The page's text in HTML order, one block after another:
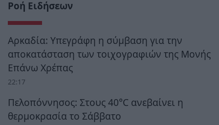
Ροή Ειδήσεων
Αρκαδία: Υπεγράφη η σύμβαση για την
αποκατάσταση των τοιχογραφιών της Μονής
Επάνω Χρέπας
22:17
Πελοπόννησος: Στους 40°C ανεβαίνει η
θερμοκρασία το Σάββατο